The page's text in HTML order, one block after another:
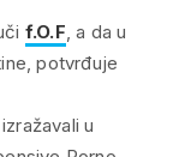
f.O.F, a da u
potvrđuje
u